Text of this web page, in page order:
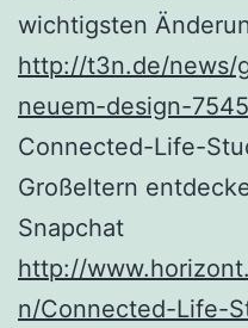
wichtigsten
http://t3n.de/news/
neuem-design-
Connected-Life-
Großeltern
Snapchat
http://
n/Connected-Life-